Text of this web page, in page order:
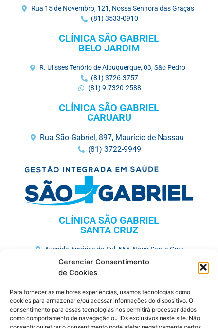
Gerenciar Consentimento
de Cookies
Para fornecer as melhores experiências, usamos tecnologias como
cookies para armazenar e/ou acessar informações do dispositivo. O
consentimento para essas tecnologias nos permitirá processar dados
como comportamento de navegação ou IDs exclusivos neste site. Não
Rua 15 de Novembro, 121, Nossa Senhora das Graças
(81) 3533-0910
CLÍNICA SÃO GABRIEL
BELO JARDIM
R. Ulisses Tenório de Albuquerque, 03, São Pedro
(81) 3726-3757
(81) 9.7320-2588
CLÍNICA SÃO GABRIEL
CARUARU
Rua São Gabriel, 897, Maurício de Nassau
(81) 3722-9949
CLÍNICA SÃO GABRIEL
SANTA CRUZ
Avenida América do Sul, 565, Nova Santa Cruz
(81) 3731-3675
HOSPITAL MEMORIAL SÃO GABRIEL
Av. José Veríssimo, 752, Maurício de Nassau
(81) 3727-7250